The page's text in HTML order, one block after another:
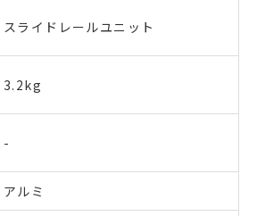
スライドレールユニット
3.2kg
-
アルミ